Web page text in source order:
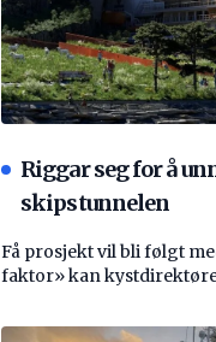
Riggar seg for å
skipstunnelen
Få prosjekt vil bli følgt
faktor» kan